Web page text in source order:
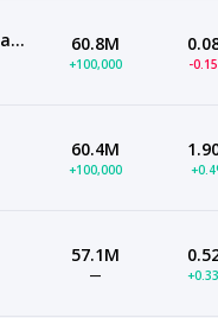
आचार्य प्रशान्त — Acharya Prashant
60.8M
+100,000 -
60.4M
+100,000
57.1M
—